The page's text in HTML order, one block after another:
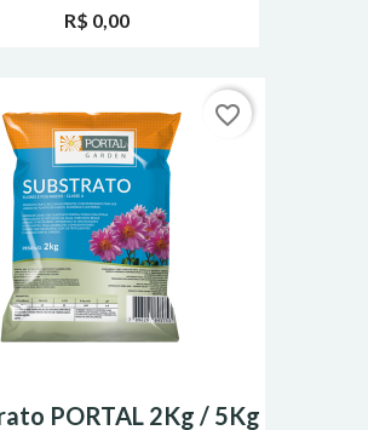
R$ 0,00
PORTAL 2Kg / 5Kg
favorite_border